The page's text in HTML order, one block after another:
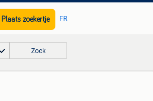
Plaats zoekertje FR
Zoek